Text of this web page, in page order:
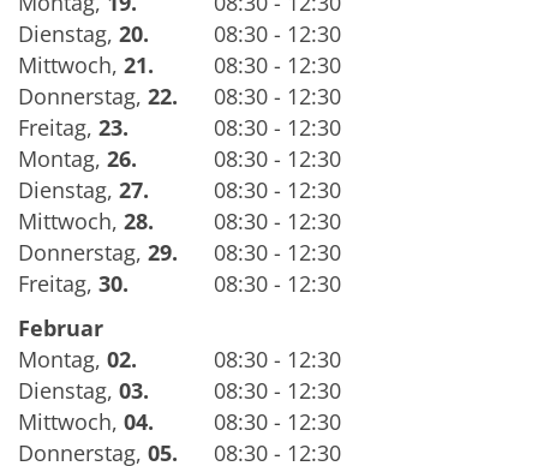
Dienstag, 20.
08:30 - 12:30
Mittwoch, 21.
08:30 - 12:30
Donnerstag, 22.
08:30 - 12:30
Freitag, 23.
08:30 - 12:30
Montag, 26.
08:30 - 12:30
Dienstag, 27.
08:30 - 12:30
Mittwoch, 28.
08:30 - 12:30
Donnerstag, 29.
08:30 - 12:30
Freitag, 30.
08:30 - 12:30
Februar
Montag, 02.
08:30 - 12:30
Dienstag, 03.
08:30 - 12:30
Mittwoch, 04.
08:30 - 12:30
Donnerstag, 05.
08:30 - 12:30